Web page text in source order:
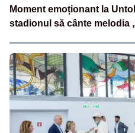
Moment emoționant la
stadionul să cânte melodia